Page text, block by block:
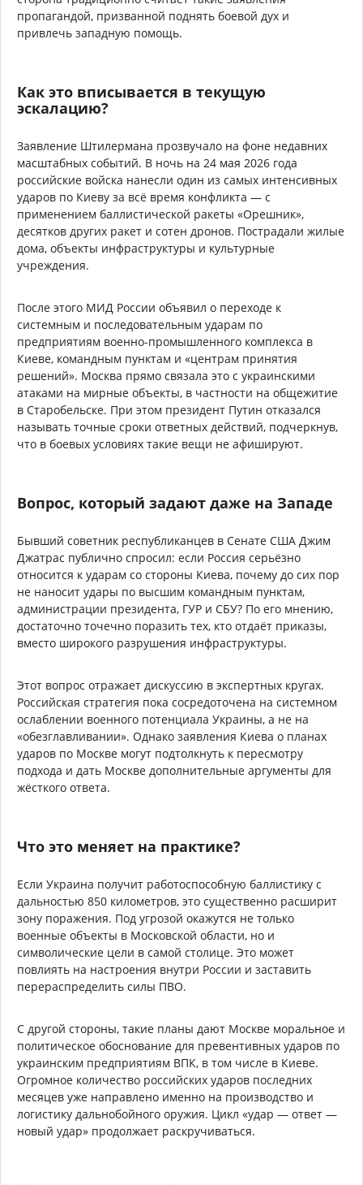
пропагандой, призванной поднять боевой дух и
привлечь западную помощь.
Как это вписывается в текущую
эскалацию?
Заявление Штилермана прозвучало на фоне недавних
масштабных событий. В ночь на 24 мая 2026 года
российские войска нанесли один из самых интенсивных
ударов по Киеву за всё время конфликта — с
применением баллистической ракеты «Орешник»,
десятков других ракет и сотен дронов. Пострадали жилые
дома, объекты инфраструктуры и культурные
учреждения.
После этого МИД России объявил о переходе к
системным и последовательным ударам по
предприятиям военно-промышленного комплекса в
Киеве, командным пунктам и «центрам принятия
решений». Москва прямо связала это с украинскими
атаками на мирные объекты, в частности на общежитие
в Старобельске. При этом президент Путин отказался
называть точные сроки ответных действий, подчеркнув,
что в боевых условиях такие вещи не афишируют.
Вопрос, который задают даже на Западе
Бывший советник республиканцев в Сенате США Джим
Джатрас публично спросил: если Россия серьёзно
относится к ударам со стороны Киева, почему до сих пор
не наносит удары по высшим командным пунктам,
администрации президента, ГУР и СБУ? По его мнению,
достаточно точечно поразить тех, кто отдаёт приказы,
вместо широкого разрушения инфраструктуры.
Этот вопрос отражает дискуссию в экспертных кругах.
Российская стратегия пока сосредоточена на системном
ослаблении военного потенциала Украины, а не на
«обезглавливании». Однако заявления Киева о планах
ударов по Москве могут подтолкнуть к пересмотру
подхода и дать Москве дополнительные аргументы для
жёсткого ответа.
Что это меняет на практике?
Если Украина получит работоспособную баллистику с
дальностью 850 километров, это существенно расширит
зону поражения. Под угрозой окажутся не только
военные объекты в Московской области, но и
символические цели в самой столице. Это может
повлиять на настроения внутри России и заставить
перераспределить силы ПВО.
С другой стороны, такие планы дают Москве моральное и
политическое обоснование для превентивных ударов по
украинским предприятиям ВПК, в том числе в Киеве.
Огромное количество российских ударов последних
месяцев уже направлено именно на производство и
логистику дальнобойного оружия. Цикл «удар — ответ —
новый удар» продолжает раскручиваться.